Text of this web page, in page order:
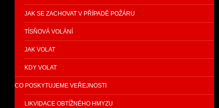
JAK SE ZACHOVAT V PŘÍPADĚ POŽÁRU
TÍSŇOVÁ VOLÁNÍ
JAK VOLAT
KDY VOLAT
CO POSKYTUJEME VEŘEJNOSTI
LIKVIDACE OBTÍŽNÉHO HMYZU